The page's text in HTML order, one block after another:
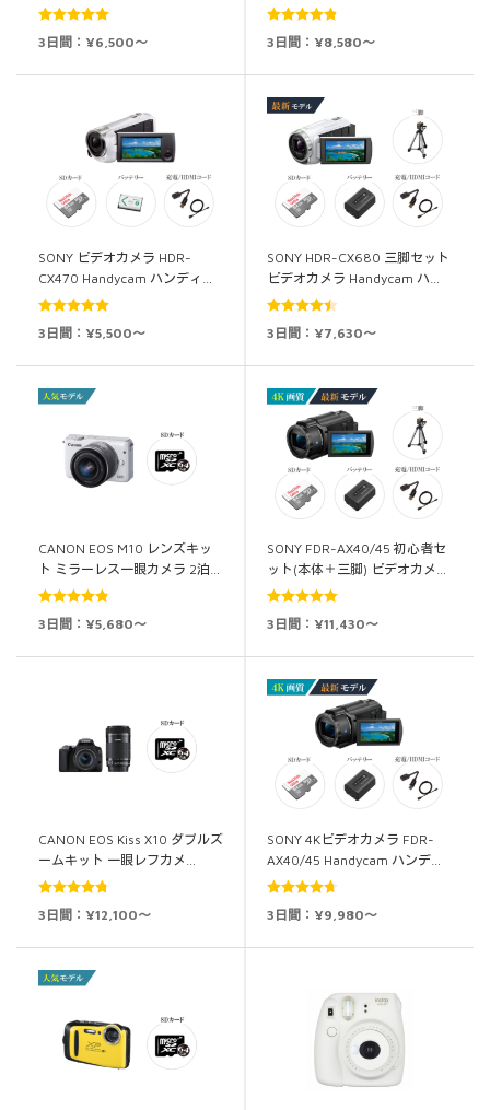
5段階中
3日間：¥6,500～ 5段階中
3日間：¥8,580～
SONY ビデオカメラ HDR-
CX470 Handycam ハンディ…
5段階中
3日間：¥5,500～
SONY HDR-CX680 三脚セット
ビデオカメラ Handycam ハ…
5段階中
3日間：¥7,630～
CANON EOS M10 レンズキッ
ト ミラーレス一眼カメラ 2泊…
5段階中
3日間：¥5,680～
SONY FDR-AX40/45 初心者セ
ット(本体＋三脚) ビデオカメ…
5段階中
3日間：¥11,430～
CANON EOS Kiss X10 ダブルズ
ームキット 一眼レフカメ…
5段階中
3日間：¥12,100～
SONY 4Kビデオカメラ FDR-
AX40/45 Handycam ハンデ…
5段階中
3日間：¥9,980～